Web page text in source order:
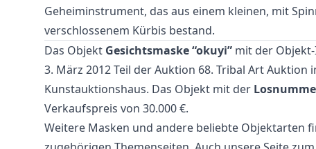
Geheiminstrument, das aus einem kleinen, mit
verschlossenem Kürbis bestand.
Das Objekt Gesichtsmaske “okuyi” mit der
3. März 2012 Teil der Auktion 68. Tribal Art Auktion
Kunstauktionshaus. Das Objekt mit der
Verkaufspreis von 30.000 €.
Weitere Masken und andere beliebte Objektarten